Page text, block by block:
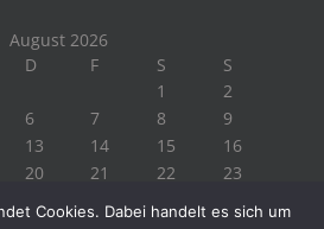
August 2026
D F S
S
1
2
6 7 8
9
13 14 15
16
20 21 22
23
Cookies. Dabei handelt es sich um